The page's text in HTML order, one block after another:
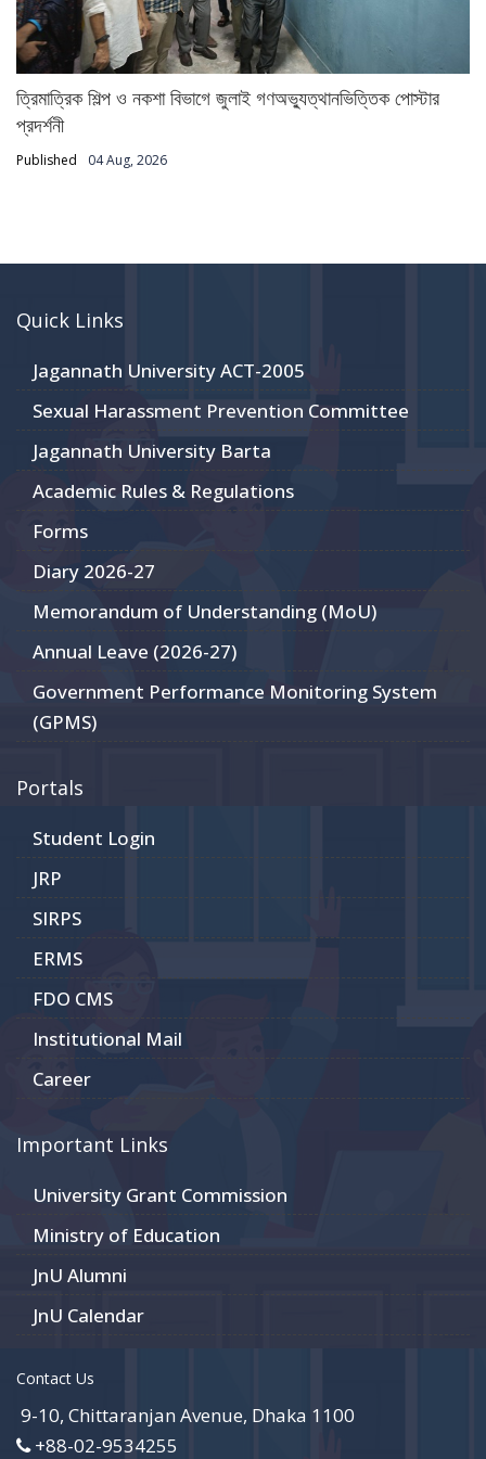
ত্রিমাত্রিক শিল্প ও নকশা বিভাগে জুলাই গণঅভ্যুত্থানভিত্তিক পোস্টার
প্রদর্শনী
Published 04 Aug, 2026
Quick Links
Jagannath University ACT-2005
Sexual Harassment Prevention Committee
Jagannath University Barta
Academic Rules & Regulations
Forms
Diary 2026-27
Memorandum of Understanding (MoU)
Annual Leave (2026-27)
Government Performance Monitoring System
(GPMS)
Portals
Student Login
JRP
SIRPS
ERMS
FDO CMS
Institutional Mail
Career
Important Links
University Grant Commission
Ministry of Education
JnU Alumni
JnU Calendar
Contact Us
9-10, Chittaranjan Avenue, Dhaka 1100
+88-02-9534255